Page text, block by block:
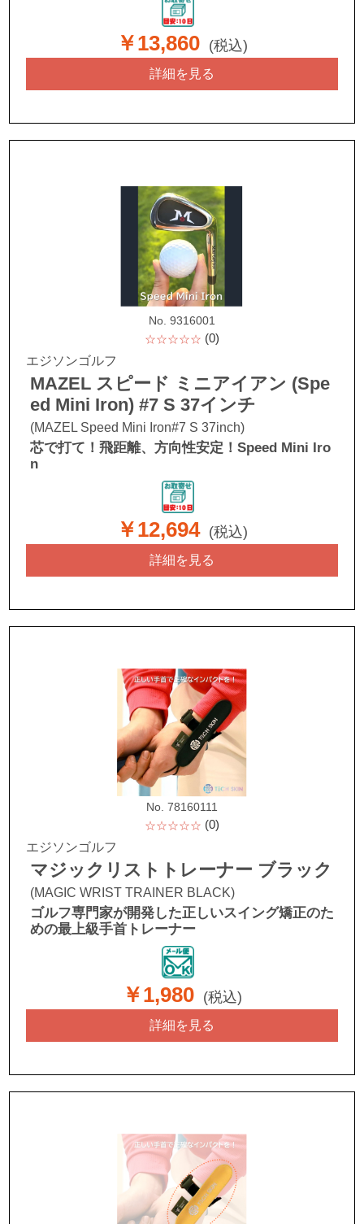
￥13,860 (税込)
詳細を見る
No. 9316001
☆☆☆☆☆ (0)
エジソンゴルフ
MAZEL スピード ミニアイアン (Spe
ed Mini Iron) #7 S 37インチ
(MAZEL Speed Mini Iron#7 S 37inch)
芯で打て！飛距離、方向性安定！Speed Mini Iro
n
￥12,694 (税込)
詳細を見る
No. 78160111
☆☆☆☆☆ (0)
エジソンゴルフ
マジックリストトレーナー ブラック
(MAGIC WRIST TRAINER BLACK)
ゴルフ専門家が開発した正しいスイング矯正のた
めの最上級手首トレーナー
￥1,980 (税込)
詳細を見る